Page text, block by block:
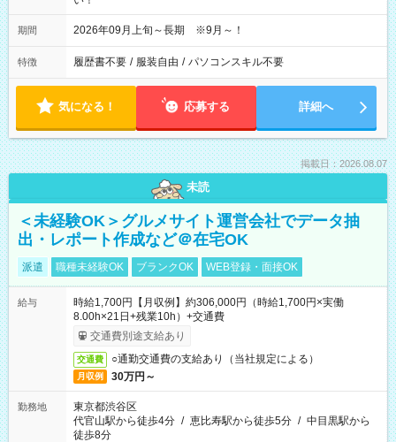
期間 2026年09月上旬～長期 ※9月～！
特徴 履歴書不要 / 服装自由 / パソコンスキル不要
気になる！ 応募する 詳細へ
掲載日：2026.08.07
未読
＜未経験OK＞グルメサイト運営会社でデータ抽
出・レポート作成など＠在宅OK
派遣 職種未経験OK ブランクOK WEB登録・面接OK
給与
時給1,700円【月収例】約306,000円（時給1,700円×実働
8.00h×21日+残業10h）+交通費
交通費別途支給あり
交通費 ○通勤交通費の支給あり（当社規定による）
月収例 30万円～
勤務地
東京都渋谷区
代官山駅から徒歩4分 / 恵比寿駅から徒歩5分 / 中目黒駅から
徒歩8分